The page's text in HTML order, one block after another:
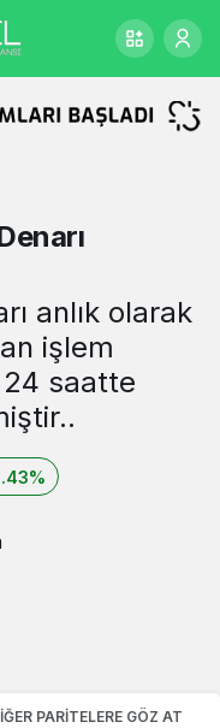
anlık olarak
işlem
24 saatte
PARITELERE GÖZ AT